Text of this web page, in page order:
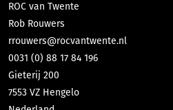
ROC van Twente
Rob Rouwers
rrouwers@rocvantwente.nl
0031 (0) 88 17 84 196
Gieterij 200
7553 VZ Hengelo